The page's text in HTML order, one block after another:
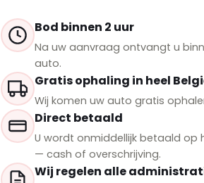
Bod binnen 2 uur
Na uw aanvraag ontvangt u
auto.
Gratis ophaling in heel
Wij komen uw auto gratis
Direct betaald
U wordt onmiddellijk betaald
— cash of overschrijving.
Wij regelen alle